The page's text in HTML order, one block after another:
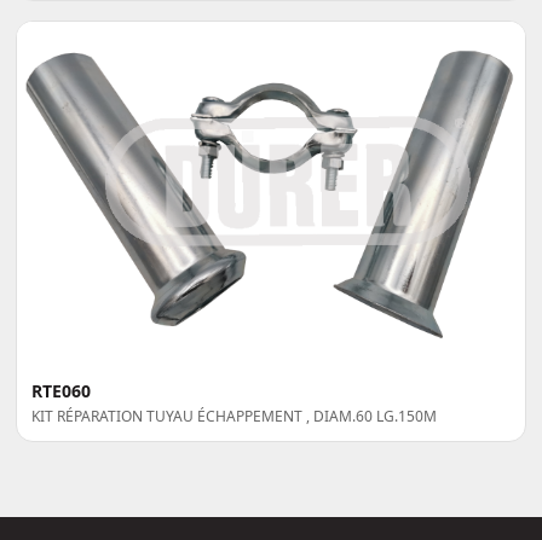
RTE060
KIT RÉPARATION TUYAU ÉCHAPPEMENT , DIAM.60 LG.150M